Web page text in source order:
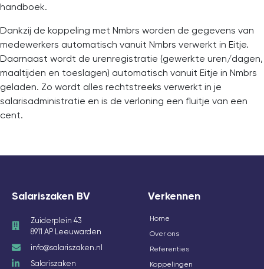
handboek.
Dankzij de koppeling met Nmbrs worden de gegevens van
medewerkers automatisch vanuit Nmbrs verwerkt in Eitje.
Daarnaast wordt de urenregistratie (gewerkte uren/dagen,
maaltijden en toeslagen) automatisch vanuit Eitje in Nmbrs
geladen. Zo wordt alles rechtstreeks verwerkt in je
salarisadministratie en is de verloning een fluitje van een
cent.
Salariszaken BV
Zuiderplein 43
8911 AP Leeuwarden
info@salariszaken.nl
Salariszaken
Verkennen
Home
Over ons
Referenties
Koppelingen